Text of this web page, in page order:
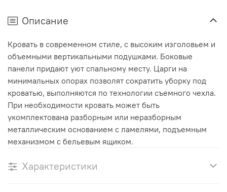
Описание
Кровать в современном стиле, с высоким изголовьем и
объемными вертикальными подушками. Боковые
панели придают уют спальному месту. Царги на
минимальных опорах позволят сократить уборку под
кроватью, выполняются по технологии съемного чехла.
При необходимости кровать может быть
укомплектована разборным или неразборным
металлическим основанием с ламелями, подъемным
механизмом с бельевым ящиком.
Характеристики